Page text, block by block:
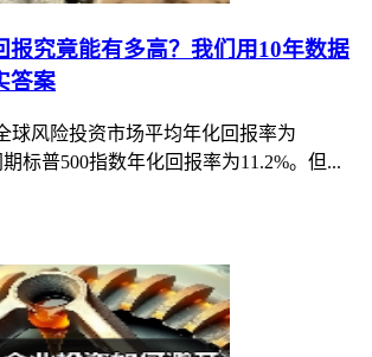
报究竟能有多高？我们用10年数据
答案
球风险投资市场平均年化回报率为
期标普500指数年化回报率为11.2%。但...